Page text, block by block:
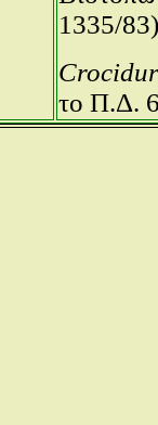
1335/
το Π.Δ.